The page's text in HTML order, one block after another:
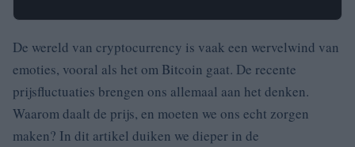
De wereld van cryptocurrency is vaak een wervelwind van
emoties, vooral als het om Bitcoin gaat. De recente
prijsfluctuaties brengen ons allemaal aan het denken.
Waarom daalt de prijs, en moeten we ons echt zorgen
maken? In dit artikel duiken we dieper in de